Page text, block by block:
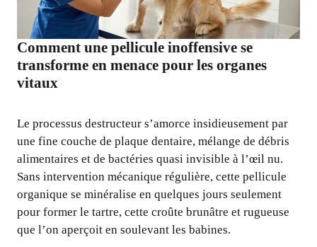
Comment une pellicule inoffensive se
transforme en menace pour les organes
vitaux
Le processus destructeur s’amorce insidieusement par
une fine couche de plaque dentaire, mélange de débris
alimentaires et de bactéries quasi invisible à l’œil nu.
Sans intervention mécanique régulière, cette pellicule
organique se minéralise en quelques jours seulement
pour former le tartre, cette croûte brunâtre et rugueuse
que l’on aperçoit en soulevant les babines.